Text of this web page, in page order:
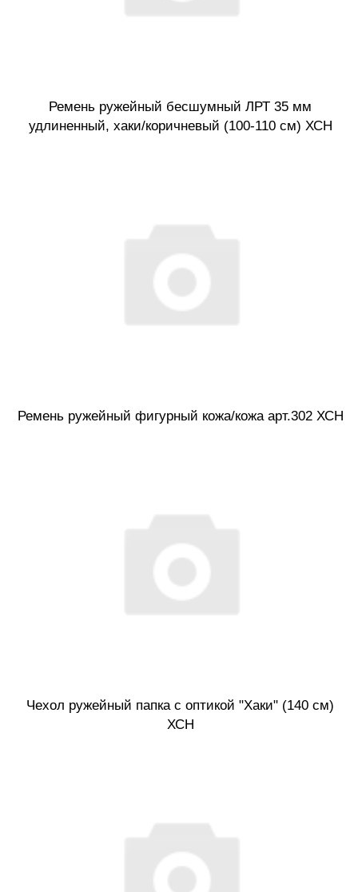
Ремень ружейный бесшумный ЛРТ 35 мм
удлиненный, хаки/коричневый (100-110 см) ХСН
Ремень ружейный фигурный кожа/кожа арт.302 ХСН
Чехол ружейный папка с оптикой "Хаки" (140 см)
ХСН